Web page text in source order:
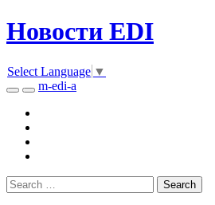
Новости EDI
Select Language ▼
m-edi-a